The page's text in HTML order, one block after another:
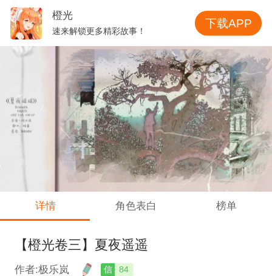
详情 角色表白 榜单
【橙光卷三】夏夜遥遥
作者:极乐岚 信
84
橙光
速来解锁更多精彩故事！
下载APP